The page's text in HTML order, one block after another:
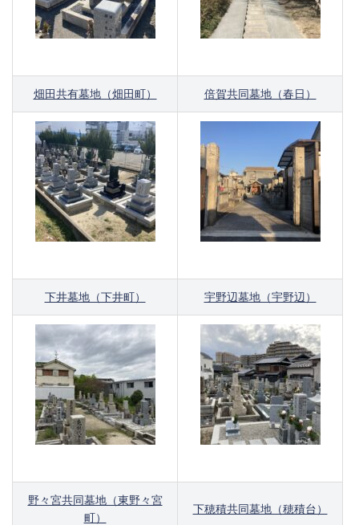
畑田共有墓地（畑田町） 倍賀共同墓地（春日）
下井墓地（下井町） 宇野辺墓地（宇野辺）
野々宮共同墓地（東野々宮
町）
下穂積共同墓地（穂積台）